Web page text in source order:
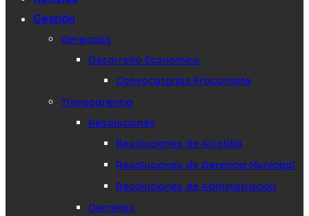
Gestión
Gerencias
Desarrollo Economico
Convocatorias Procompite
Transparencia
Resoluciones
Resoluciones de Alcaldía
Resoluciones de Gerencia Municipal
Resoluciones de Administración
Decretos